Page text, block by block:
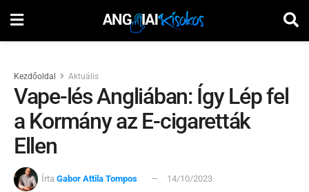
Kezdőoldal Aktuális
Vape-lés Angliában: Így Lép fel
a Kormány az E-cigaretták
Ellen
Írta Gabor Attila Tompos
14/10/2023